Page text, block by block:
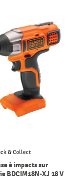
& Collect
à impacts sur
BDCIM18N-XJ 18 V